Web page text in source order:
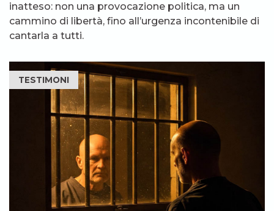
inatteso: non una provocazione politica, ma un
cammino di libertà, fino all’urgenza incontenibile di
cantarla a tutti.
TESTIMONI